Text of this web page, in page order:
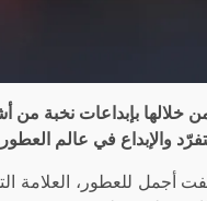
بإبداعات نخبة من
والإبداع في عالم
أجمل للعطور، العلامة